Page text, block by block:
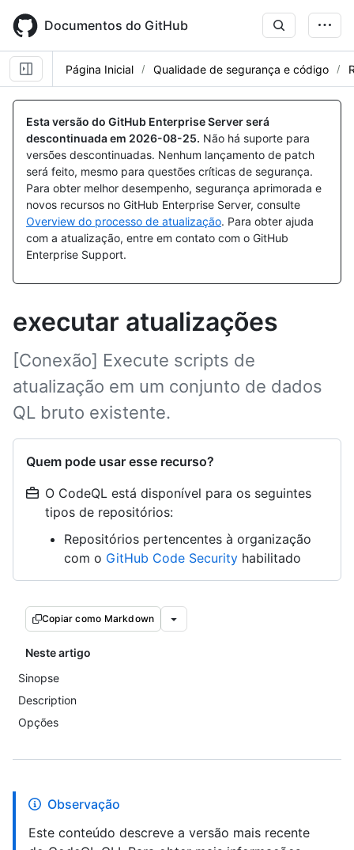
main
content
Documentos do GitHub
Página Inicial Qualidade de segurança e código
Esta versão do GitHub Enterprise Server será
descontinuada em 2026-08-25. Não há suporte para
versões descontinuadas. Nenhum lançamento de patch
será feito, mesmo para questões críticas de segurança.
Para obter melhor desempenho, segurança aprimorada e
novos recursos no GitHub Enterprise Server, consulte
Overview do processo de atualização. Para obter ajuda
com a atualização, entre em contato com o GitHub
Enterprise Support.
executar atualizações
[Conexão] Execute scripts de
atualização em um conjunto de dados
QL bruto existente.
Quem pode usar esse recurso?
O CodeQL está disponível para os seguintes
tipos de repositórios:
Repositórios pertencentes à organização
com o GitHub Code Security habilitado
Copiar como Markdown
Neste artigo
Sinopse
Description
Opções
Observação
Este conteúdo descreve a versão mais recente